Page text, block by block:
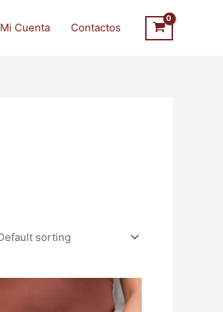
Mi Cuenta Contactos